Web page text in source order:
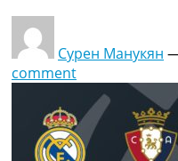
Сурен Манукян
comment